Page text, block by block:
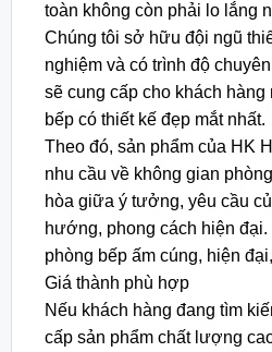
toàn không còn phải lo lắng
Chúng tôi sở hữu đội ngũ
nghiệm và có trình độ
sẽ cung cấp cho khách
bếp có thiết kế đẹp mắt nhất.
Theo đó, sản phẩm của HK
nhu cầu về không gian
hòa giữa ý tưởng, yêu cầu
hướng, phong cách hiện đại.
phòng bếp ấm cúng, hiện
Giá thành phù hợp
Nếu khách hàng đang tìm
cấp sản phẩm chất lượng